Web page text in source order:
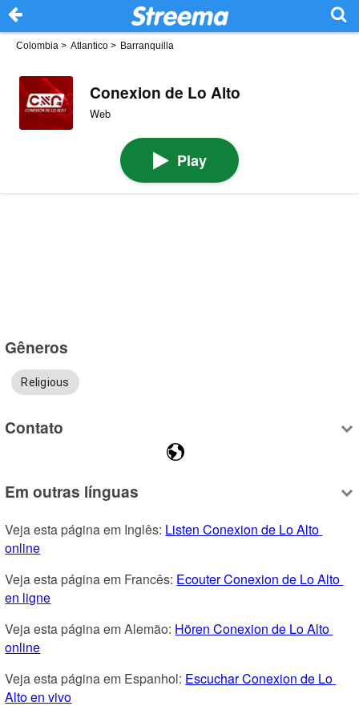
Colombia > Atlantico > Barranquilla
Conexion de Lo Alto
Web
Play
Gêneros
Religious
Contato
Em outras línguas
Veja esta página em Inglês: Listen Conexion de Lo Alto
online
Veja esta página em Francês: Ecouter Conexion de Lo Alto
en ligne
Veja esta página em Alemão: Hören Conexion de Lo Alto
online
Veja esta página em Espanhol: Escuchar Conexion de Lo
Alto en vivo